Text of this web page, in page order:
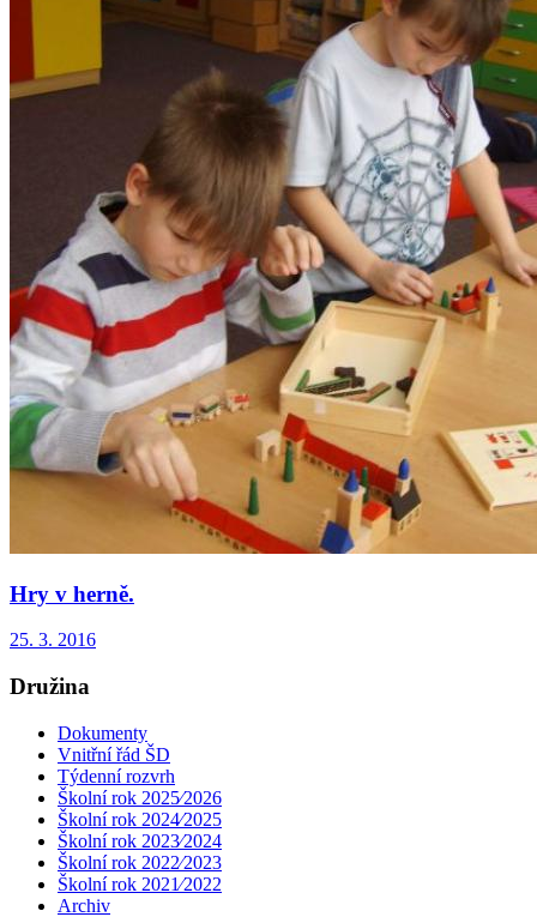
Hry v herně.
25. 3. 2016
Družina
Dokumenty
Vnitřní řád ŠD
Týdenní rozvrh
Školní rok 2025⁄2026
Školní rok 2024⁄2025
Školní rok 2023⁄2024
Školní rok 2022⁄2023
Školní rok 2021⁄2022
Archiv